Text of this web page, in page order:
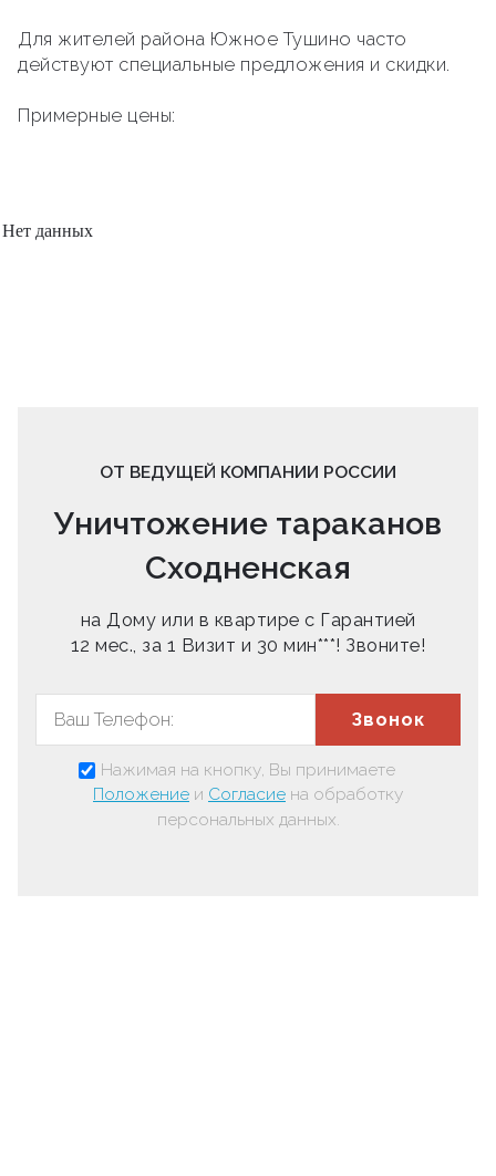
Для жителей района Южное Тушино часто
действуют специальные предложения и скидки.
Примерные цены:
Нет данных
ОТ ВЕДУЩЕЙ КОМПАНИИ РОССИИ
Уничтожение тараканов
Сходненская
на Дому или в квартире с Гарантией
12 мес., за 1 Визит и 30 мин***! Звоните!
Звонок
Нажимая на кнопку, Вы принимаете
Положение и Согласие на обработку
персональных данных.